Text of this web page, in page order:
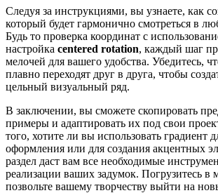
Следуя за инструкциями, вы узнаете, как
который будет гармонично смотреться в
Будь то проверка координат с
настройка centered rotation, каждый шаг
мелочей для вашего удобства. Убедитесь,
плавно переходят друг в друга, чтобы
цельный визуальный ряд.
В заключении, вы сможете скопировать
примеры и адаптировать их под свои
того, хотите ли вы использовать градиент
оформления или для создания акцентных
раздел даст вам все необходимые
реализации ваших задумок. Погрузитесь в
позвольте вашему творчеству выйти на